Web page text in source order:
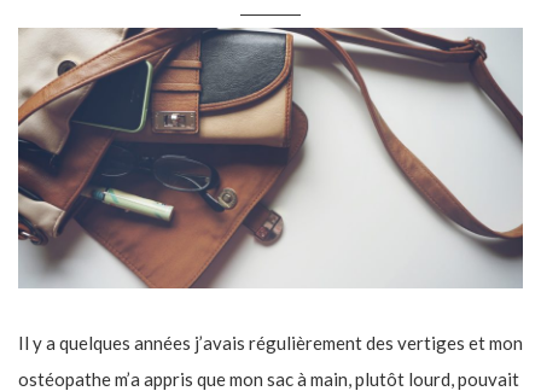
Il y a quelques années j’avais régulièrement des vertiges et mon
ostéopathe m’a appris que mon sac à main, plutôt lourd, pouvait